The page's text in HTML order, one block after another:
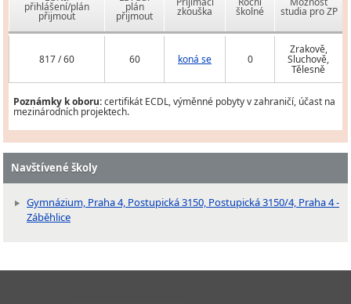
přihlášení/plán
přijmout
plán
přijmout zkouška školné studia pro ZP
817 / 60 60 koná se 0
Zrakově,
Sluchově,
Tělesně
Poznámky k oboru:certifikát ECDL, výměnné pobyty v zahraničí, účast na
mezinárodních projektech.
Navštívené školy
Gymnázium, Praha 4, Postupická 3150, Postupická 3150/4, Praha 4 -
Záběhlice